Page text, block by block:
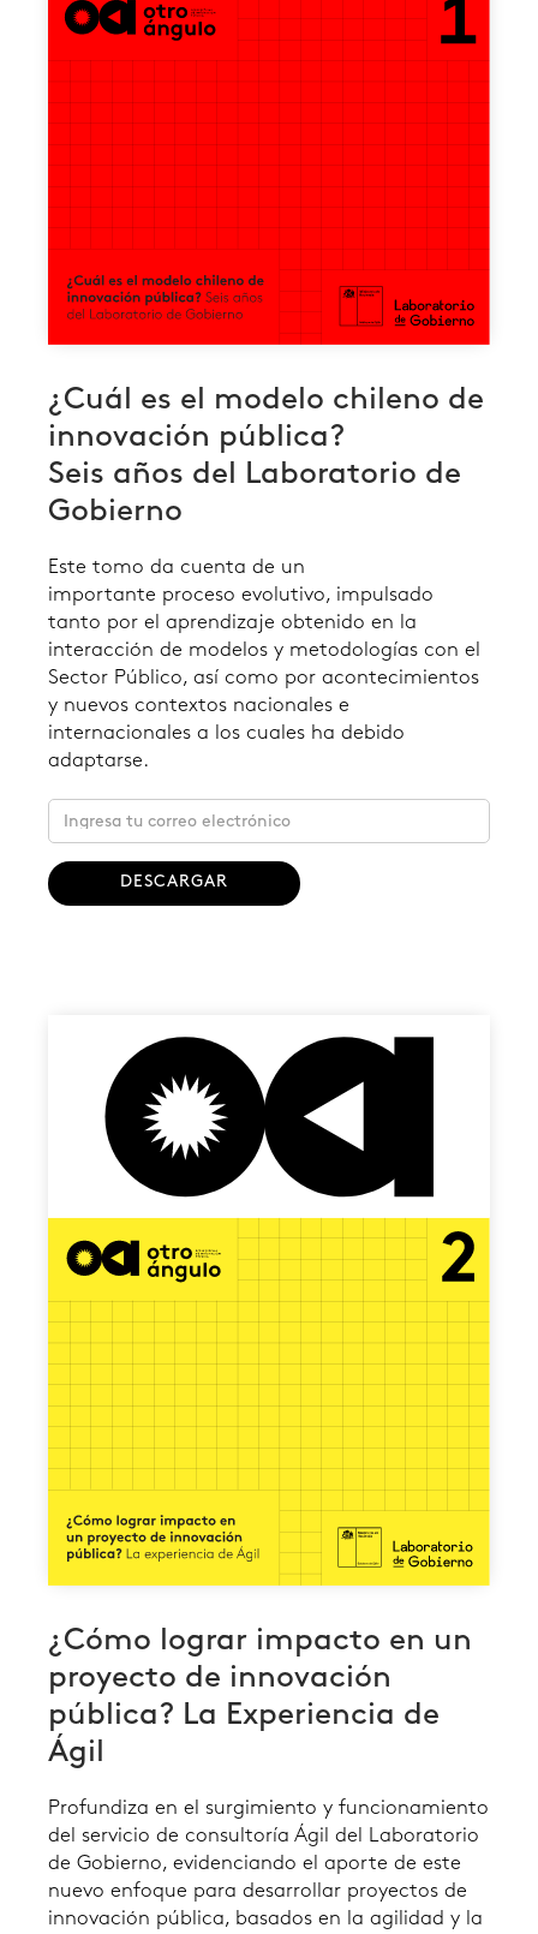
¿Cuál es el modelo chileno de
innovación pública?
Seis años del Laboratorio de
Gobierno
Este tomo da cuenta de un
importante proceso evolutivo, impulsado
tanto por el aprendizaje obtenido en la
interacción de modelos y metodologías con el
Sector Público, así como por acontecimientos
y nuevos contextos nacionales e
internacionales a los cuales ha debido
adaptarse.
¿Cómo lograr impacto en un
proyecto de innovación
pública? La Experiencia de
Ágil
Profundiza en el surgimiento y funcionamiento
del servicio de consultoría Ágil del Laboratorio
de Gobierno, evidenciando el aporte de este
nuevo enfoque para desarrollar proyectos de
innovación pública, basados en la agilidad y la